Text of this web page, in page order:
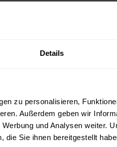
Details
zu personalisieren,
Außerdem geben wir
und Analysen weiter.
die Sie ihnen bereitgestellt
doch in
Bitte beachten
Informationen bei
zur Verfügung.